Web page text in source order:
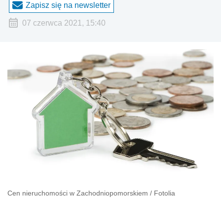
Zapisz się na newsletter
07 czerwca 2021, 15:40
Cen nieruchomości w Zachodniopomorskiem / Fotolia